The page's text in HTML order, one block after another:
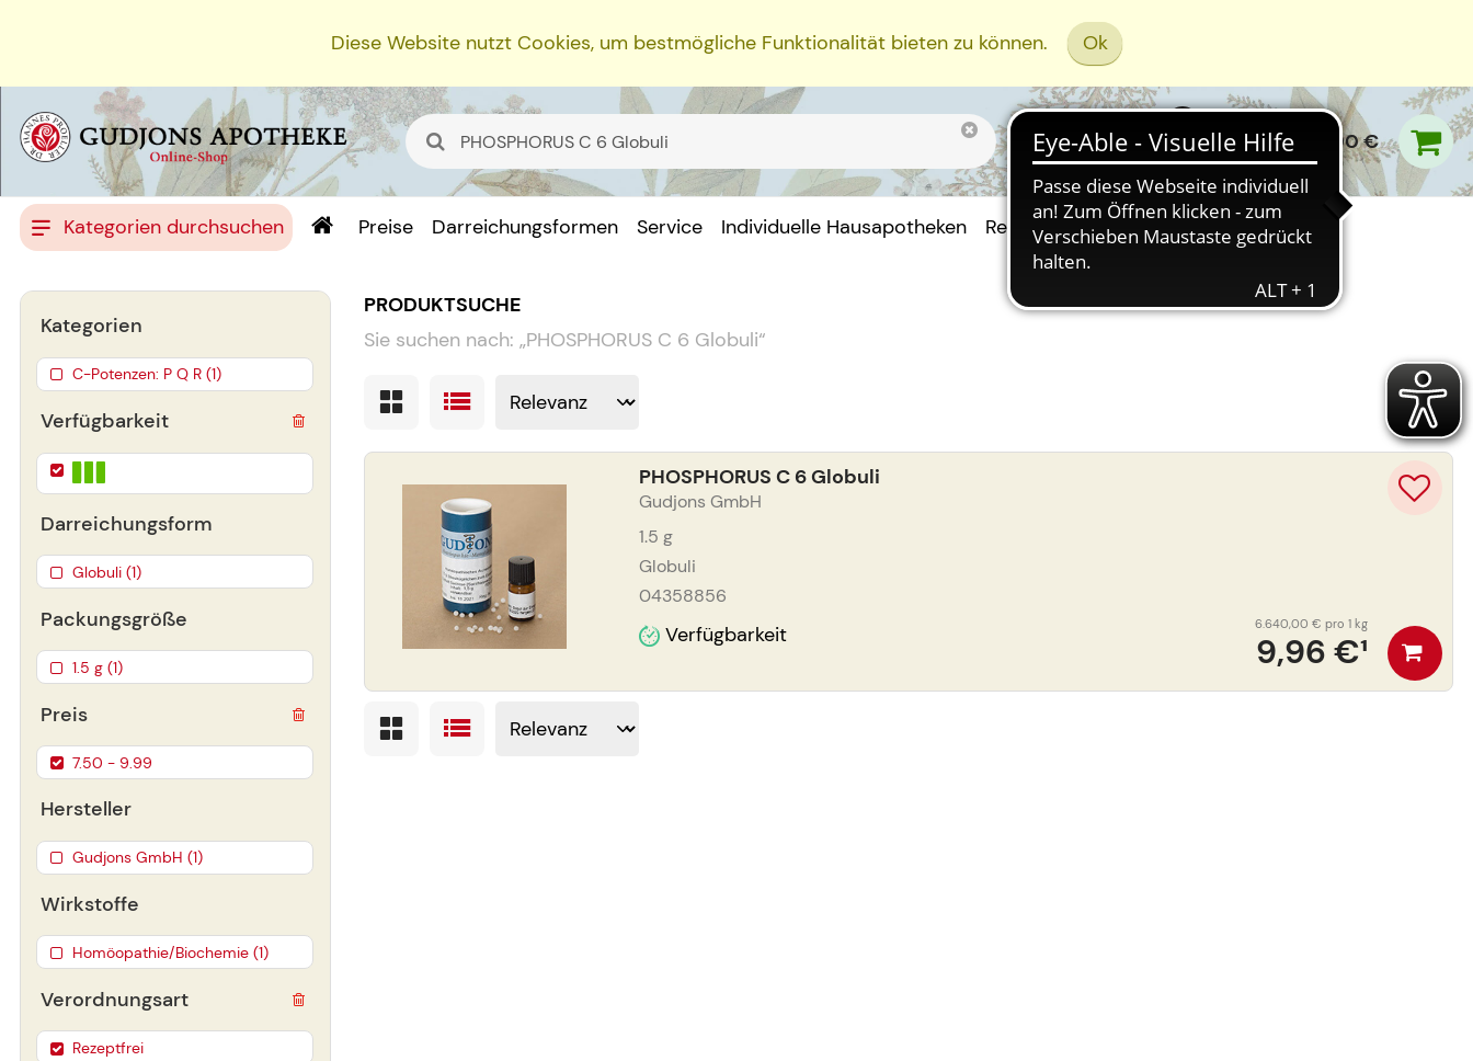
Diese Website nutzt Cookies, um bestmögliche Funktionalität bieten zu können. Ok
0,00 €
Kategorien durchsuchen Preise Darreichungsformen Service Individuelle Hausapotheken Rezept Einreichen
PRODUKTSUCHE
Sie suchen nach: „PHOSPHORUS C 6 Globuli“
PHOSPHORUS C 6 Globuli
Gudjons GmbH
1.5 g
Globuli
04358856
Verfügbarkeit 9,96 €¹
6.640,00 € pro 1 kg
Verfügbarkeit
Darreichungsform
Globuli (1)
Packungsgröße
1.5 g (1)
Preis
7.50 - 9.99
Hersteller
Gudjons GmbH (1)
Wirkstoffe
Homöopathie/Biochemie (1)
Kategorien
C-Potenzen: P Q R (1)
Verordnungsart
Rezeptfrei